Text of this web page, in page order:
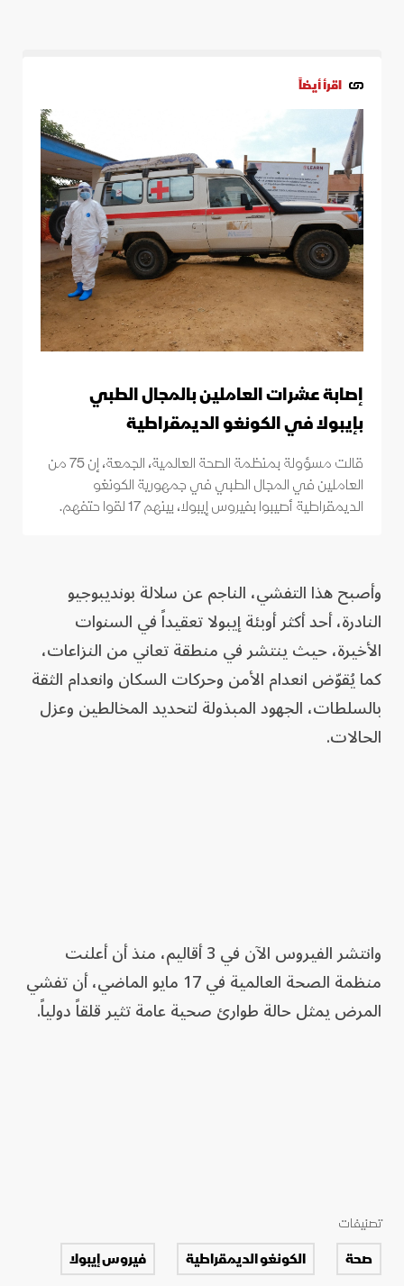
اقرأ أيضاً
إصابة عشرات العاملين بالمجال الطبي
بإيبولا في الكونغو الديمقراطية
قالت مسؤولة بمنظمة الصحة العالمية، الجمعة، إن 75 من
العاملين في المجال الطبي في جمهورية الكونغو
الديمقراطية أصيبوا بفيروس إيبولا، بينهم ‌17 لقوا حتفهم.
وأصبح هذا التفشي، الناجم عن سلالة بونديبوجيو
النادرة، أحد أكثر أوبئة إيبولا تعقيداً في السنوات
الأخيرة، حيث ينتشر في منطقة تعاني من النزاعات،
كما يُقوّض انعدام الأمن وحركات السكان وانعدام الثقة
بالسلطات، الجهود المبذولة لتحديد المخالطين وعزل
الحالات.
وانتشر الفيروس الآن في 3 أقاليم، منذ أن أعلنت
منظمة الصحة العالمية في 17 مايو الماضي، أن تفشي
المرض يمثل حالة طوارئ صحية عامة تثير قلقاً دولياً.
تصنيفات
صحة الكونغو الديمقراطية فيروس إيبولا